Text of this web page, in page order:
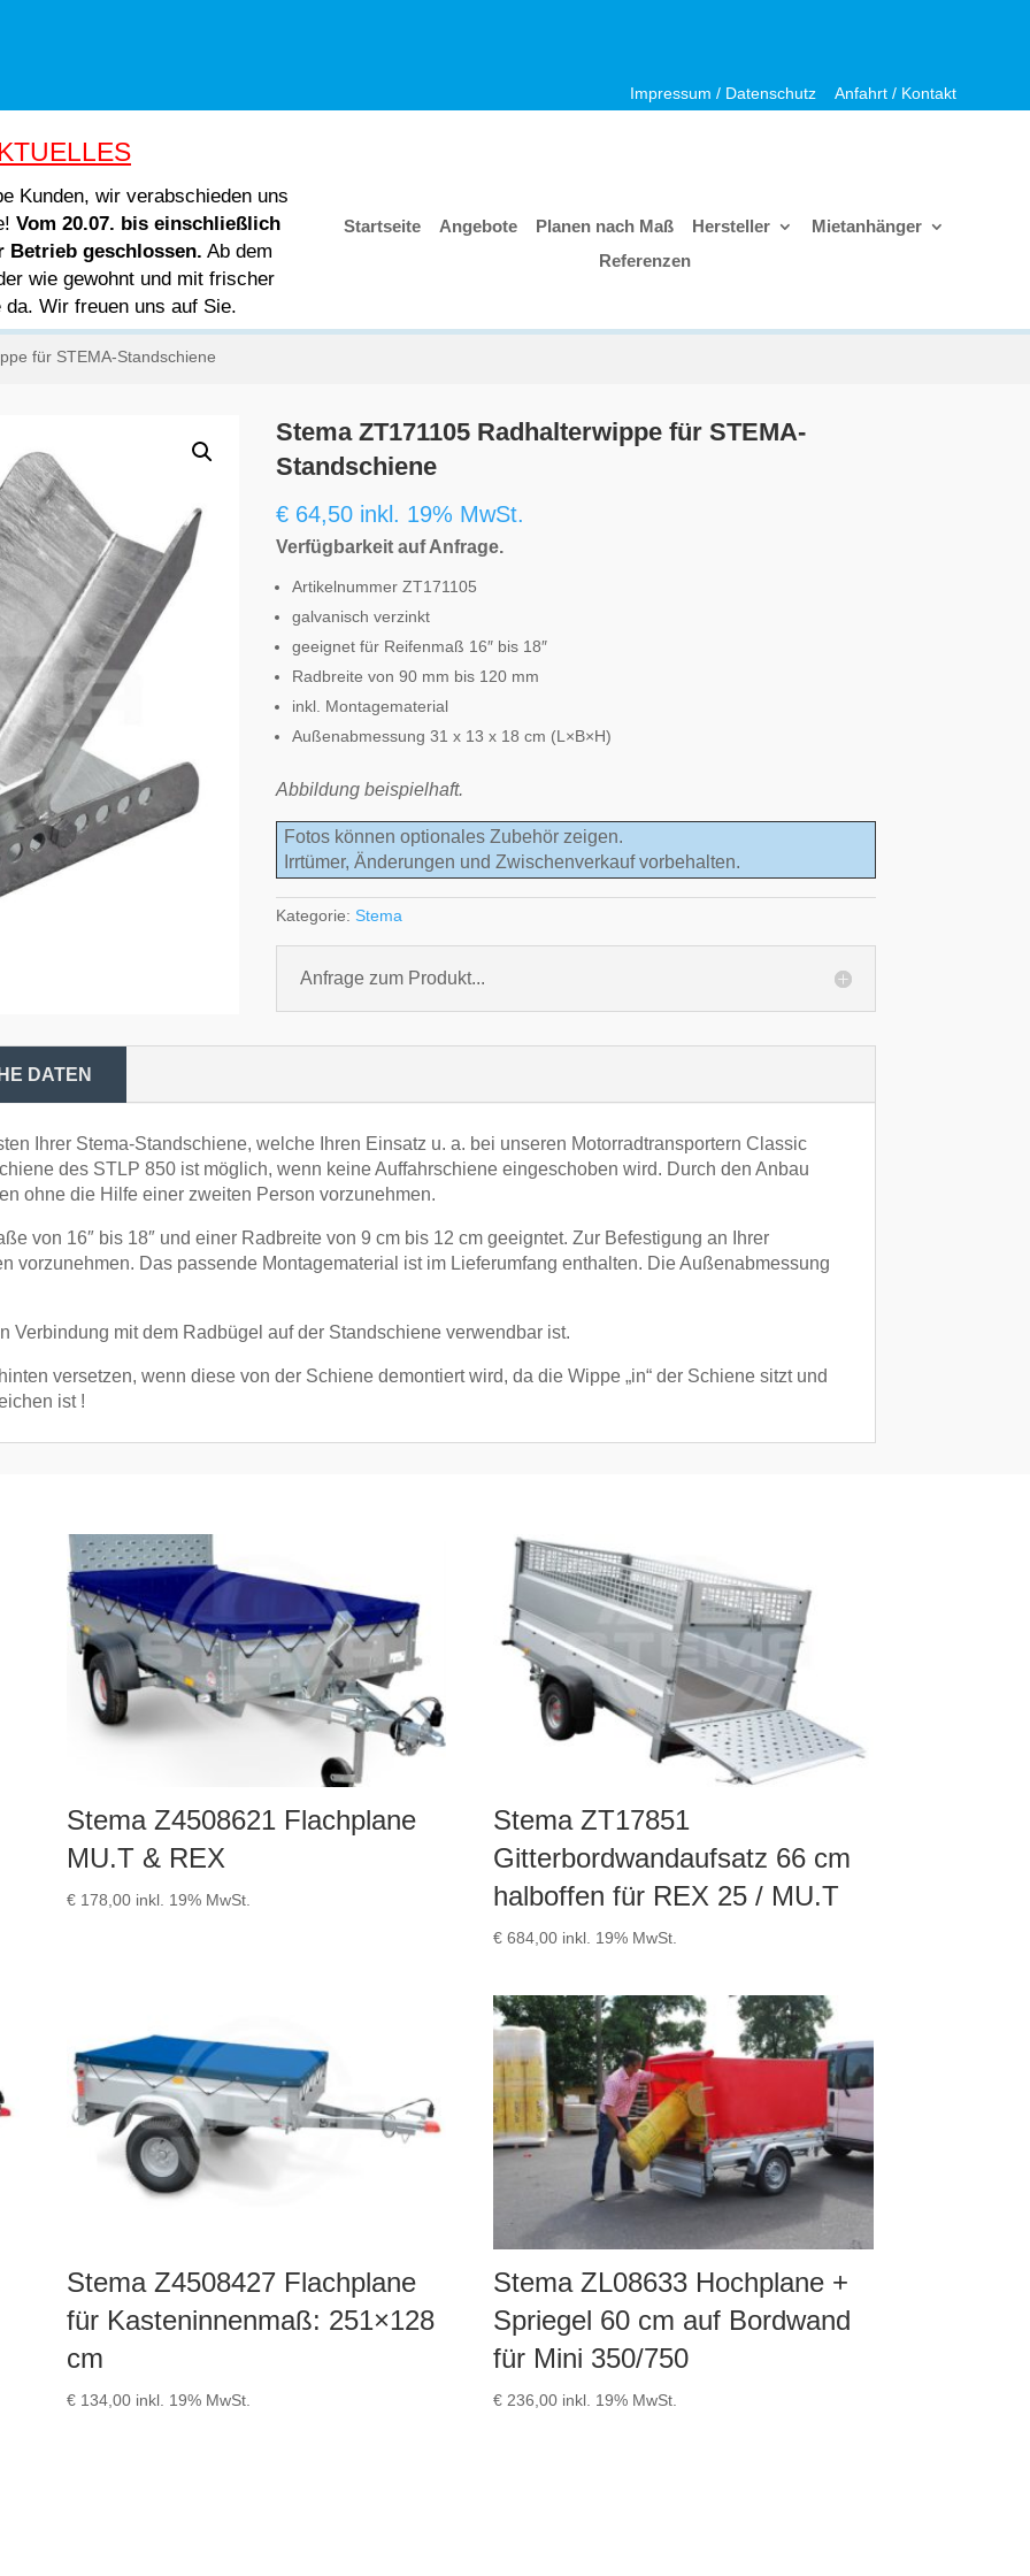
Impressum / Datenschutz Anfahrt / Kontakt
Kunden, wir verabschieden uns
Vom 20.07. bis einschließlich
Betrieb geschlossen. Ab dem
wie gewohnt und mit frischer
Wir freuen uns auf Sie.
Startseite Angebote Planen nach Maß Hersteller
Mietanhänger
Referenzen
für STEMA-Standschiene
Stema ZT171105 Radhalterwippe für STEMA-
Standschiene
€ 64,50 inkl. 19% MwSt.
Verfügbarkeit auf Anfrage.
Artikelnummer ZT171105
galvanisch verzinkt
geeignet für Reifenmaß 16″ bis 18″
Radbreite von 90 mm bis 120 mm
inkl. Montagematerial
Außenabmessung 31 x 13 x 18 cm (L×B×H)
Abbildung beispielhaft.
Fotos können optionales Zubehör zeigen.
Irrtümer, Änderungen und Zwischenverkauf vorbehalten.
Kategorie:Stema
Anfrage zum Produkt...
DATEN
Ihrer Stema-Standschiene, welche Ihren Einsatz u. a. bei unseren Motorradtransportern Classic
des STLP 850 ist möglich, wenn keine Auffahrschiene eingeschoben wird. Durch den Anbau
ohne die Hilfe einer zweiten Person vorzunehmen.
von 16″ bis 18″ und einer Radbreite von 9 cm bis 12 cm geeigntet. Zur Befestigung an Ihrer
vorzunehmen. Das passende Montagematerial ist im Lieferumfang enthalten. Die Außenabmessung
Verbindung mit dem Radbügel auf der Standschiene verwendbar ist.
versetzen, wenn diese von der Schiene demontiert wird, da die Wippe „in“ der Schiene sitzt und
ist !
Stema Z4508621 Flachplane
MU.T & REX
€178,00 inkl. 19% MwSt.
Stema ZT17851
Gitterbordwandaufsatz 66 cm
halboffen für REX 25 / MU.T
€ 684,00 inkl. 19% MwSt.
Stema Z4508427 Flachplane
für Kasteninnenmaß: 251×128
cm
€134,00 inkl. 19% MwSt.
Stema ZL08633 Hochplane +
Spriegel 60 cm auf Bordwand
für Mini 350/750
€ 236,00 inkl. 19% MwSt.